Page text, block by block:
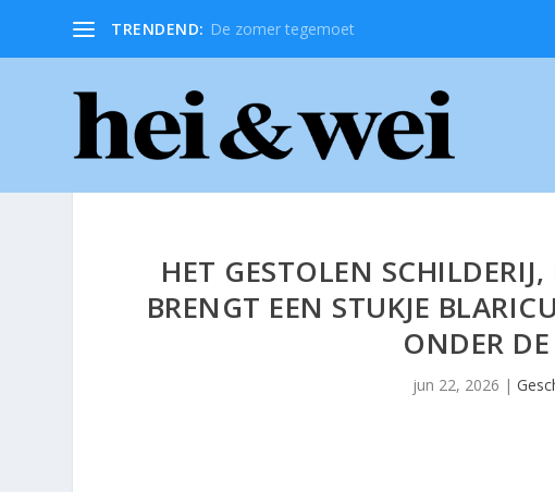
TRENDEND: De zomer tegemoet
HET GESTOLEN
BRENGT EEN STUKJE
ONDER
jun 22, 2026 |